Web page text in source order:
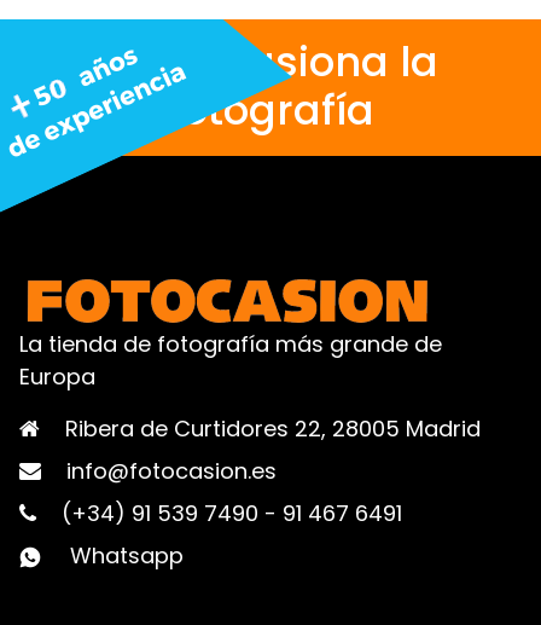
Nos apasiona la
fotografía
La tienda de fotografía más grande de
Europa
Ribera de Curtidores 22, 28005 Madrid
info@fotocasion.es
(+34) 91 539 7490 - 91 467 6491
Whatsapp